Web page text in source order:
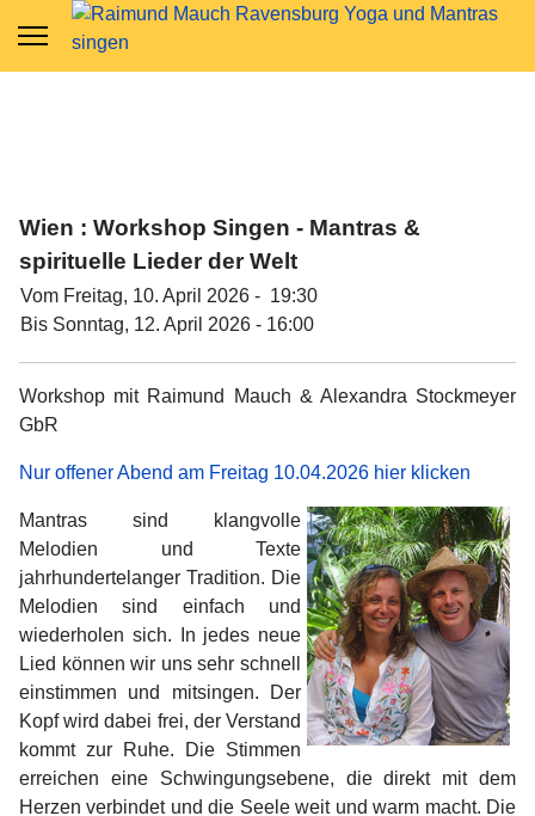
Wien : Workshop Singen - Mantras &
spirituelle Lieder der Welt
Vom Freitag, 10. April 2026 - 19:30
Bis Sonntag, 12. April 2026 - 16:00
Workshop mit Raimund Mauch & Alexandra Stockmeyer
GbR
Nur offener Abend am Freitag 10.04.2026 hier klicken
Mantras sind klangvolle
Melodien und Texte
jahrhundertelanger Tradition. Die
Melodien sind einfach und
wiederholen sich. In jedes neue
Lied können wir uns sehr schnell
einstimmen und mitsingen. Der
Kopf wird dabei frei, der Verstand
kommt zur Ruhe. Die Stimmen
erreichen eine Schwingungsebene, die direkt mit dem
Herzen verbindet und die Seele weit und warm macht. Die